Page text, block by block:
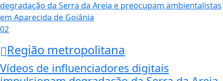
02
Região metropolitana
Vídeos de influenciadores digitais